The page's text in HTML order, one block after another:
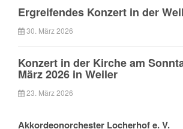
Ergreifendes Konzert in der
30. März 2026
Konzert in der Kirche am
März 2026 in Weiler
23. März 2026
Akkordeonorchester Locherhof e. V.